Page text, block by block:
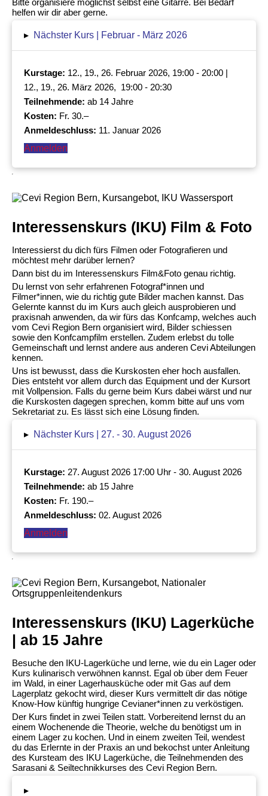
helfen wir dir aber gerne.
▸ Nächster Kurs | Februar - März 2026
Kurstage: 12., 19., 26. Februar 2026, 19:00 - 20:00 |
12., 19., 26. März 2026, 19:00 - 20:30
Teilnehmende: ab 14 Jahre
Kosten: Fr. 30.–
Anmeldeschluss: 11. Januar 2026
Anmelden
Interessenskurs (IKU) Film & Foto
Interessierst du dich fürs Filmen oder Fotografieren und
möchtest mehr darüber lernen?
Dann bist du im Interessenskurs Film&Foto genau richtig.
Du lernst von sehr erfahrenen Fotograf*innen und
Filmer*innen, wie du richtig gute Bilder machen kannst. Das
Gelernte kannst du im Kurs auch gleich ausprobieren und
praxisnah anwenden, da wir fürs das Konfcamp, welches auch
vom Cevi Region Bern organisiert wird, Bilder schiessen
sowie den Konfcampfilm erstellen. Zudem erlebst du tolle
Gemeinschaft und lernst andere aus anderen Cevi Abteilungen
kennen.
Uns ist bewusst, dass die Kurskosten eher hoch ausfallen.
Dies entsteht vor allem durch das Equipment und der Kursort
mit Vollpension. Falls du gerne beim Kurs dabei wärst und nur
die Kurskosten dagegen sprechen, komm bitte auf uns vom
Sekretariat zu. Es lässt sich eine Lösung finden.
▸ Nächster Kurs | 27. - 30. August 2026
Kurstage: 27. August 2026 17:00 Uhr - 30. August 2026
Teilnehmende: ab 15 Jahre
Kosten: Fr. 190.–
Anmeldeschluss: 02. August 2026
Anmelden
Interessenskurs (IKU) Lagerküche
| ab 15 Jahre
Besuche den IKU-Lagerküche und lerne, wie du ein Lager oder
Kurs kulinarisch verwöhnen kannst. Egal ob über dem Feuer
im Wald, in einer Lagerhausküche oder mit Gas auf dem
Lagerplatz gekocht wird, dieser Kurs vermittelt dir das nötige
Know-How künftig hungrige Cevianer*innen zu verköstigen.
Der Kurs findet in zwei Teilen statt. Vorbereitend lernst du an
einem Wochenende die Theorie, welche du benötigst um in
einem Lager zu kochen. Und in einem zweiten Teil, wendest
du das Erlernte in der Praxis an und bekochst unter Anleitung
des Kursteam des IKU Lagerküche, die Teilnehmenden des
Sarasani & Seiltechnikkurses des Cevi Region Bern.
▸